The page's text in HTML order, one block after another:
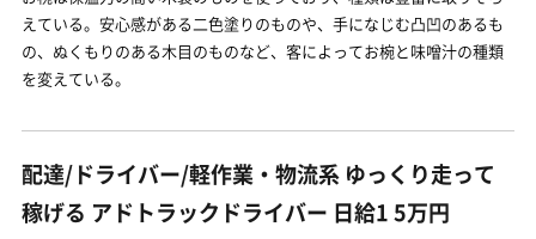
えている。安心感がある二色塗りのものや、手になじむ凸凹のあるも
の、ぬくもりのある木目のものなど、客によってお椀と味噌汁の種類
を変えている。
配達/ドライバー/軽作業・物流系 ゆっくり走って
稼げる アドトラックドライバー 日給1 5万円